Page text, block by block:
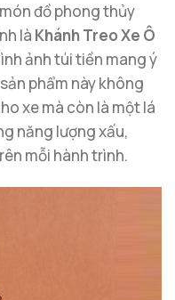
đồ phong thủy
là Khánh Treo Xe Ô
ảnh túi tiền mang ý
phẩm này không
xe mà còn là một lá
năng lượng xấu,
mỗi hành trình.